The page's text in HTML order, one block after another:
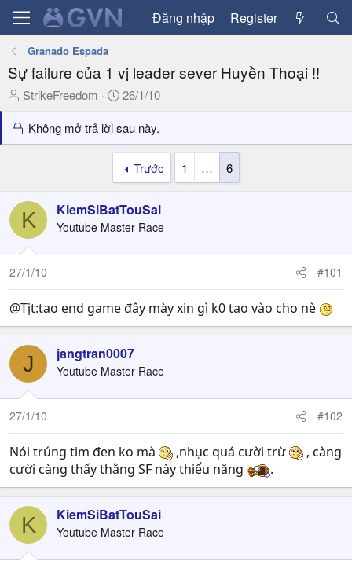
Đăng nhập Register
Granado Espada
Sự failure của 1 vị leader sever Huyền Thoại !!
T
r
e
t
a
r
e
r
StrikeFreedom
N
à
y
ử
26/1/10
Không mở trả lời sau này.
Trước 1 … 6
K KiemSiBatTouSai
Youtube Master Race
27/1/10 #101
@Tịt:tao end game đây mày xin gì k0 tao vào cho nè
J jangtran0007
Youtube Master Race
27/1/10 #102
Nói trúng tim đen ko mà ,nhục quá cười trừ
, càng
cười càng thấy thằng SF này thiểu năng
.
K KiemSiBatTouSai
Youtube Master Race